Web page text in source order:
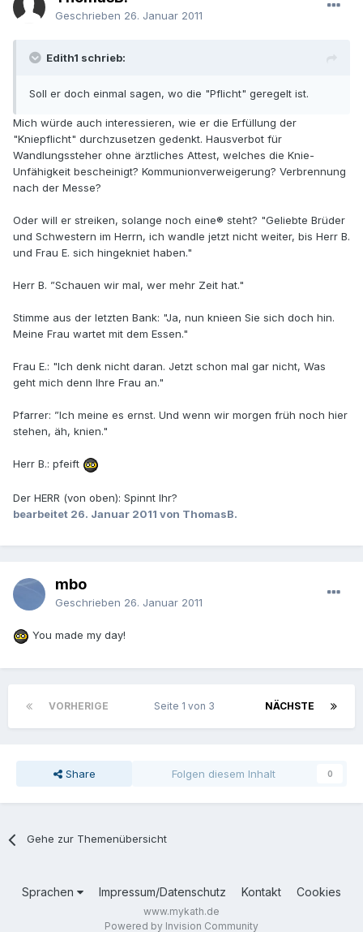
Geschrieben 26. Januar 2011
Edith1 schrieb:
Soll er doch einmal sagen, wo die "Pflicht" geregelt ist.
Mich würde auch interessieren, wie er die Erfüllung der
"Kniepflicht" durchzusetzen gedenkt. Hausverbot für
Wandlungssteher ohne ärztliches Attest, welches die Knie-
Unfähigkeit bescheinigt? Kommunionverweigerung? Verbrennung
nach der Messe?
Oder will er streiken, solange noch eine® steht? "Geliebte Brüder
und Schwestern im Herrn, ich wandle jetzt nicht weiter, bis Herr B.
und Frau E. sich hingekniet haben."
Herr B. ”Schauen wir mal, wer mehr Zeit hat."
Stimme aus der letzten Bank: "Ja, nun knieen Sie sich doch hin.
Meine Frau wartet mit dem Essen."
Frau E.: "Ich denk nicht daran. Jetzt schon mal gar nicht, Was
geht mich denn Ihre Frau an."
Pfarrer: ”Ich meine es ernst. Und wenn wir morgen früh noch hier
stehen, äh, knien."
Herr B.: pfeift
Der HERR (von oben): Spinnt Ihr?
bearbeitet 26. Januar 2011 von ThomasB.
mbo
Geschrieben 26. Januar 2011
You made my day!
VORHERIGE NÄCHSTE
Seite 1 von 3
Share Folgen diesem Inhalt 0
Gehe zur Themenübersicht
Sprachen Impressum/Datenschutz Kontakt Cookies
www.mykath.de
Powered by Invision Community